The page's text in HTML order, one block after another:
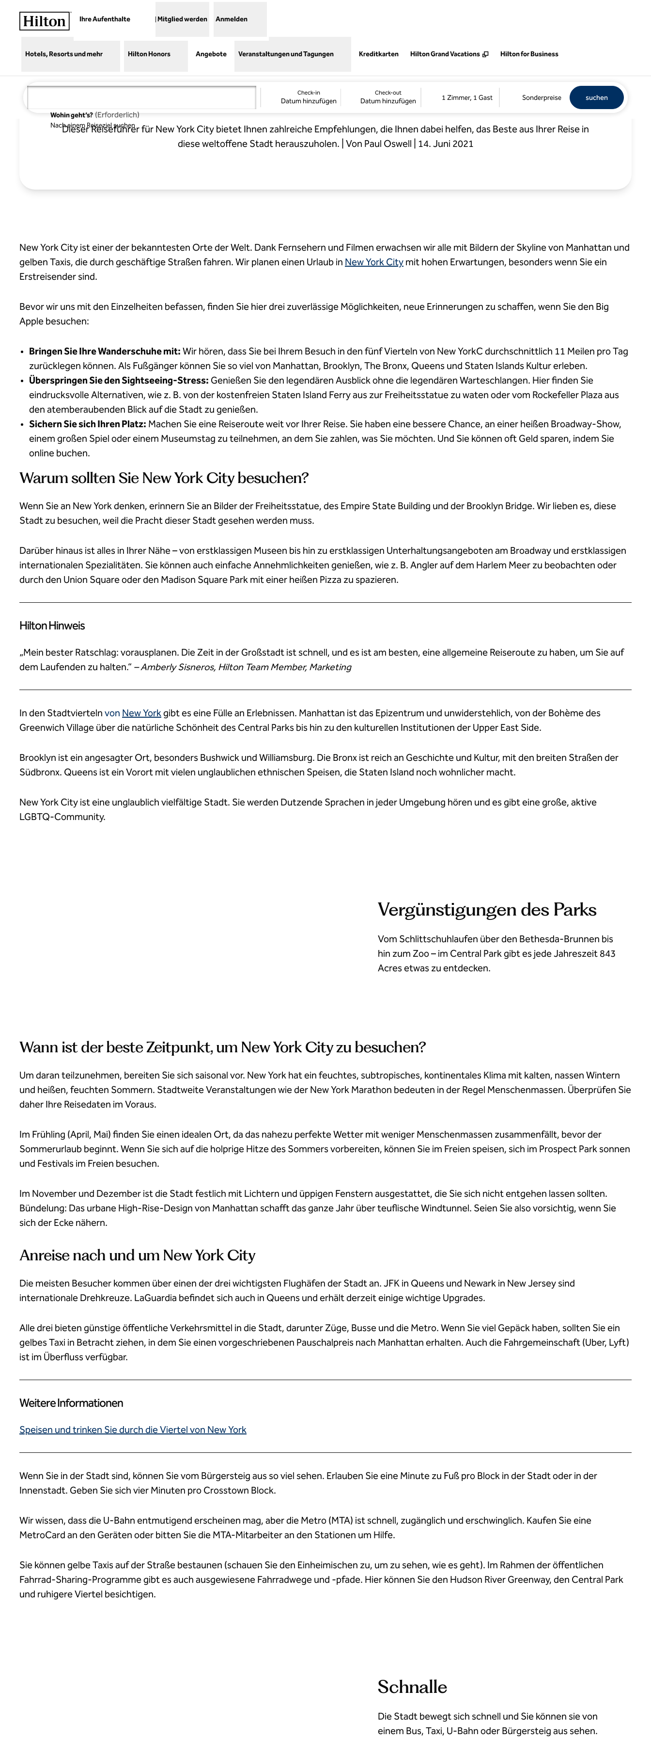
Ihre Aufenthalte Mitglied werden Anmelden
Hotels, Resorts und mehr Hilton Honors Angebote Veranstaltungen und Tagungen Kreditkarten Hilton Grand Vacations
Hilton for Business
Wohin geht’s? (Erforderlich)
Nach einem Reiseziel suchen
Check-in
Datum hinzufügen
Check-out
Datum hinzufügen 1 Zimmer, 1 Gast Sonderpreise Hotel suchen
suchen
Ein Insider-Reiseführer für New York City
Dieser Reiseführer für New York City bietet Ihnen zahlreiche Empfehlungen, die Ihnen dabei helfen, das Beste aus Ihrer Reise in
diese weltoffene Stadt herauszuholen. | Von Paul Oswell | 14. Juni 2021
New York City ist einer der bekanntesten Orte der Welt. Dank Fernsehern und Filmen erwachsen wir alle mit Bildern der Skyline von Manhattan und
gelben Taxis, die durch geschäftige Straßen fahren. Wir planen einen Urlaub in New York City mit hohen Erwartungen, besonders wenn Sie ein
Erstreisender sind.
Bevor wir uns mit den Einzelheiten befassen, finden Sie hier drei zuverlässige Möglichkeiten, neue Erinnerungen zu schaffen, wenn Sie den Big
Apple besuchen:
Bringen Sie Ihre Wanderschuhe mit: Wir hören, dass Sie bei Ihrem Besuch in den fünf Vierteln von New YorkC durchschnittlich 11 Meilen pro Tag
zurücklegen können. Als Fußgänger können Sie so viel von Manhattan, Brooklyn, The Bronx, Queens und Staten Islands Kultur erleben.
Überspringen Sie den Sightseeing-Stress: Genießen Sie den legendären Ausblick ohne die legendären Warteschlangen. Hier finden Sie
eindrucksvolle Alternativen, wie z. B. von der kostenfreien Staten Island Ferry aus zur Freiheitsstatue zu waten oder vom Rockefeller Plaza aus
den atemberaubenden Blick auf die Stadt zu genießen.
Sichern Sie sich Ihren Platz: Machen Sie eine Reiseroute weit vor Ihrer Reise. Sie haben eine bessere Chance, an einer heißen Broadway-Show,
einem großen Spiel oder einem Museumstag zu teilnehmen, an dem Sie zahlen, was Sie möchten. Und Sie können oft Geld sparen, indem Sie
online buchen.
Warum sollten Sie New York City besuchen?
Wenn Sie an New York denken, erinnern Sie an Bilder der Freiheitsstatue, des Empire State Building und der Brooklyn Bridge. Wir lieben es, diese
Stadt zu besuchen, weil die Pracht dieser Stadt gesehen werden muss.
Darüber hinaus ist alles in Ihrer Nähe – von erstklassigen Museen bis hin zu erstklassigen Unterhaltungsangeboten am Broadway und erstklassigen
internationalen Spezialitäten. Sie können auch einfache Annehmlichkeiten genießen, wie z. B. Angler auf dem Harlem Meer zu beobachten oder
durch den Union Square oder den Madison Square Park mit einer heißen Pizza zu spazieren.
Hilton Hinweis
„Mein bester Ratschlag: vorausplanen. Die Zeit in der Großstadt ist schnell, und es ist am besten, eine allgemeine Reiseroute zu haben, um Sie auf
dem Laufenden zu halten.“ – Amberly Sisneros, Hilton Team Member, Marketing
In den Stadtvierteln von New Yorkgibt es eine Fülle an Erlebnissen. Manhattan ist das Epizentrum und unwiderstehlich, von der Bohème des
Greenwich Village über die natürliche Schönheit des Central Parks bis hin zu den kulturellen Institutionen der Upper East Side.
Brooklyn ist ein angesagter Ort, besonders Bushwick und Williamsburg. Die Bronx ist reich an Geschichte und Kultur, mit den breiten Straßen der
Südbronx. Queens ist ein Vorort mit vielen unglaublichen ethnischen Speisen, die Staten Island noch wohnlicher macht.
New York City ist eine unglaublich vielfältige Stadt. Sie werden Dutzende Sprachen in jeder Umgebung hören und es gibt eine große, aktive
LGBTQ-Community.
Vergünstigungen des Parks
Vom Schlittschuhlaufen über den Bethesda-Brunnen bis
hin zum Zoo – im Central Park gibt es jede Jahreszeit 843
Acres etwas zu entdecken.
Wann ist der beste Zeitpunkt, um New York City zu besuchen?
Um daran teilzunehmen, bereiten Sie sich saisonal vor. New York hat ein feuchtes, subtropisches, kontinentales Klima mit kalten, nassen Wintern
und heißen, feuchten Sommern. Stadtweite Veranstaltungen wie der New York Marathon bedeuten in der Regel Menschenmassen. Überprüfen Sie
daher Ihre Reisedaten im Voraus.
Im Frühling (April, Mai) finden Sie einen idealen Ort, da das nahezu perfekte Wetter mit weniger Menschenmassen zusammenfällt, bevor der
Sommerurlaub beginnt. Wenn Sie sich auf die holprige Hitze des Sommers vorbereiten, können Sie im Freien speisen, sich im Prospect Park sonnen
und Festivals im Freien besuchen.
Im November und Dezember ist die Stadt festlich mit Lichtern und üppigen Fenstern ausgestattet, die Sie sich nicht entgehen lassen sollten.
Bündelung: Das urbane High-Rise-Design von Manhattan schafft das ganze Jahr über teuflische Windtunnel. Seien Sie also vorsichtig, wenn Sie
sich der Ecke nähern.
Anreise nach und um New York City
Die meisten Besucher kommen über einen der drei wichtigsten Flughäfen der Stadt an. JFK in Queens und Newark in New Jersey sind
internationale Drehkreuze. LaGuardia befindet sich auch in Queens und erhält derzeit einige wichtige Upgrades.
Alle drei bieten günstige öffentliche Verkehrsmittel in die Stadt, darunter Züge, Busse und die Metro. Wenn Sie viel Gepäck haben, sollten Sie ein
gelbes Taxi in Betracht ziehen, in dem Sie einen vorgeschriebenen Pauschalpreis nach Manhattan erhalten. Auch die Fahrgemeinschaft (Uber, Lyft)
ist im Überfluss verfügbar.
Weitere Informationen
Speisen und trinken Sie durch die Viertel von New York
Wenn Sie in der Stadt sind, können Sie vom Bürgersteig aus so viel sehen. Erlauben Sie eine Minute zu Fuß pro Block in der Stadt oder in der
Innenstadt. Geben Sie sich vier Minuten pro Crosstown Block.
Wir wissen, dass die U-Bahn entmutigend erscheinen mag, aber die Metro (MTA) ist schnell, zugänglich und erschwinglich. Kaufen Sie eine
MetroCard an den Geräten oder bitten Sie die MTA-Mitarbeiter an den Stationen um Hilfe.
Sie können gelbe Taxis auf der Straße bestaunen (schauen Sie den Einheimischen zu, um zu sehen, wie es geht). Im Rahmen der öffentlichen
Fahrrad-Sharing-Programme gibt es auch ausgewiesene Fahrradwege und -pfade. Hier können Sie den Hudson River Greenway, den Central Park
und ruhigere Viertel besichtigen.
Schnalle
Die Stadt bewegt sich schnell und Sie können sie von
einem Bus, Taxi, U-Bahn oder Bürgersteig aus sehen.